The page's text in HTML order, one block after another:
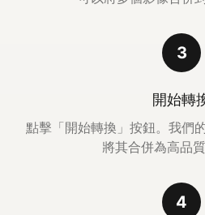
3
開始轉
點擊「開始轉換」按鈕。我們
將其合併為高品質
4